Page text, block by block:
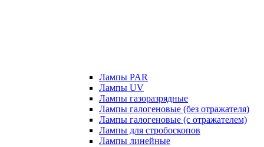
Лампы PAR
Лампы UV
Лампы газоразрядные
Лампы галогеновые (без отражателя)
Лампы галогеновые (с отражателем)
Лампы для стробоскопов
Лампы линейные